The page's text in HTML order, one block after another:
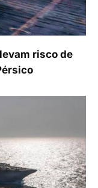
risco de